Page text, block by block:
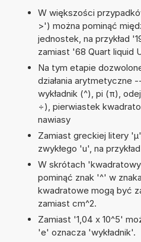
W większości
>') można pominąć
jednostek, na przykład
zamiast '68 Quart liquid
Na tym etapie
działania arytmetyczne
wykładnik (^), pi (π),
÷), pierwiastek
nawiasy
Zamiast greckiej litery
zwykłego 'u', na
W skrótach
pominąć znak '^' w
kwadratowe mogą być
zamiast cm^2.
Zamiast '1,04 x 10^5'
'e' oznacza 'wykładnik'.